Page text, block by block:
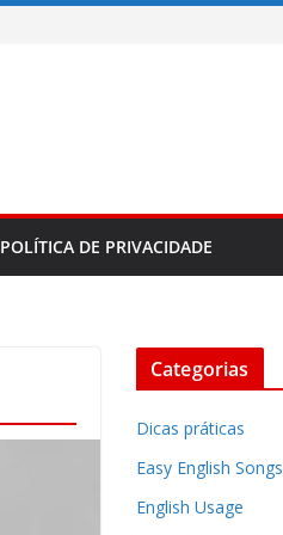
POLÍTICA DE PRIVACIDADE
Categorias
Dicas práticas
Easy English Songs
English Usage